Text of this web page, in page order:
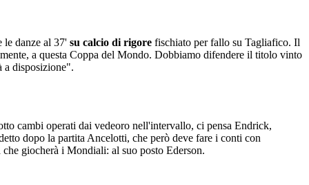
le danze al 37' su calcio di rigore fischiato per fallo su Tagliafico. Il
a questa Coppa del Mondo. Dobbiamo difendere il titolo vinto
a disposizione".
cambi operati dai vedeoro nell'intervallo, ci pensa Endrick,
dopo la partita Ancelotti, che però deve fare i conti con
giocherà i Mondiali: al suo posto Ederson.